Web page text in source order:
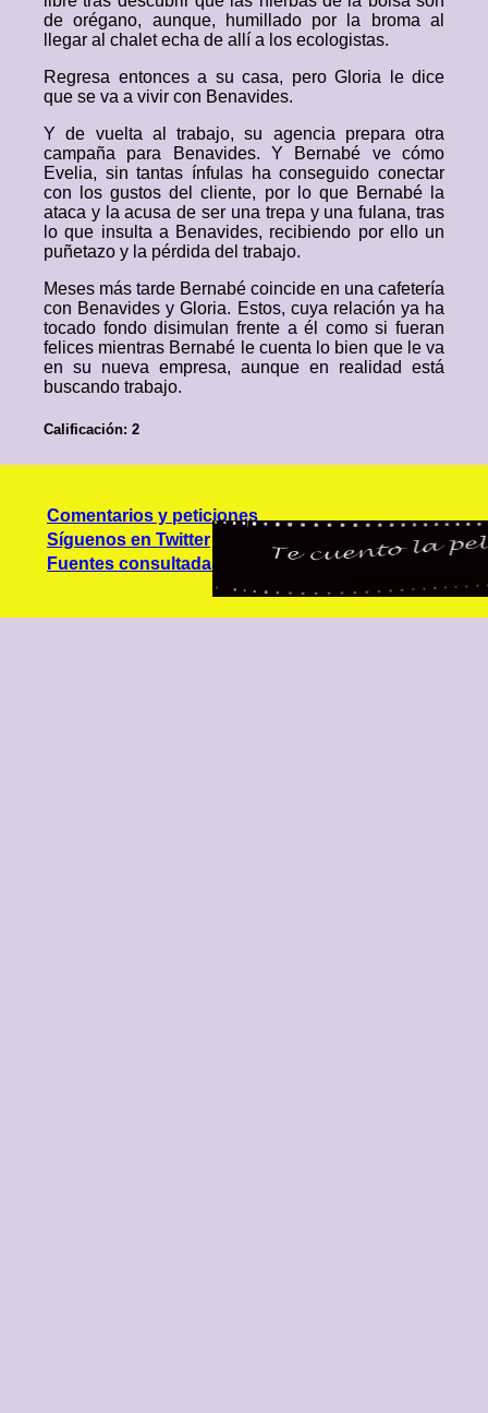
de orégano, aunque, humillado por la broma al
llegar al chalet echa de allí a los ecologistas.
Regresa entonces a su casa, pero Gloria le dice
que se va a vivir con Benavides.
Y de vuelta al trabajo, su agencia prepara otra
campaña para Benavides. Y Bernabé ve cómo
Evelia, sin tantas ínfulas ha conseguido conectar
con los gustos del cliente, por lo que Bernabé la
ataca y la acusa de ser una trepa y una fulana, tras
lo que insulta a Benavides, recibiendo por ello un
puñetazo y la pérdida del trabajo.
Meses más tarde Bernabé coincide en una cafetería
con Benavides y Gloria. Estos, cuya relación ya ha
tocado fondo disimulan frente a él como si fueran
felices mientras Bernabé le cuenta lo bien que le va
en su nueva empresa, aunque en realidad está
buscando trabajo.
Calificación: 2
Comentarios y peticiones
Síguenos en Twitter
Fuentes consultadas